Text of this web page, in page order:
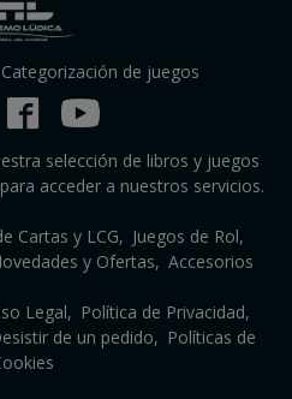
Categorización de juegos
selección de libros y juegos
acceder a nuestros servicios.
Cartas y LCG
Juegos de Rol
y Ofertas Accesorios
Legal
Política de Privacidad
de un pedido
Políticas de